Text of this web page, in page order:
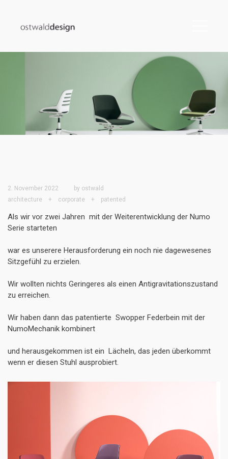
2. November 2022 by ostwald
architecture
+ corporate + patented
Als wir vor zwei Jahren mit der Weiterentwicklung der Numo
Serie starteten
war es unserere Herausforderung ein noch nie dagewesenes
Sitzgefühl zu erzielen.
Wir wollten nichts Geringeres als einen Antigravitationszustand
zu erreichen.
Wir haben dann das patentierte Swopper Federbein mit der
NumoMechanik kombinert
und herausgekommen ist ein
Lächeln, das jeden überkommt
wenn er diesen Stuhl ausprobiert.